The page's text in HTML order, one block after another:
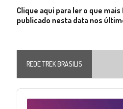
Clique aqui para ler o que mais
publicado nesta data nos
REDE TREK BRASILIS
Audio
Player